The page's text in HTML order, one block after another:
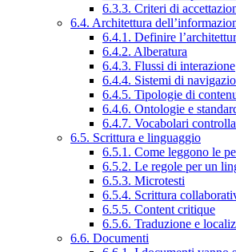
6.3.3. Criteri di
6.4. Architettura
6.4.1. Definire
6.4.2. Alberatura
6.4.3. Flussi di interazione
6.4.4. Sistemi di
6.4.5. Tipologie di
6.4.6. Ontologie e
6.4.7. Vocabolari
6.5. Scrittura e linguaggio
6.5.1. Come leggono le
6.5.2. Le regole per un
6.5.3. Microtesti
6.5.4. Scrittura
6.5.5. Content critique
6.5.6. Traduzione e
6.6. Documenti